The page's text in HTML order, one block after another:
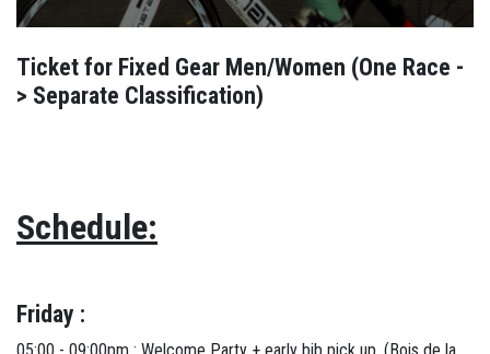
Ticket for Fixed Gear Men/Women (One Race -
> Separate Classification)
Schedule:
Friday :